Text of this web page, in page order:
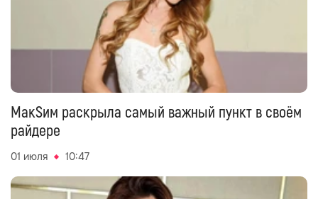
МакSим раскрыла самый важный пункт в своём
райдере
01 июля 10:47